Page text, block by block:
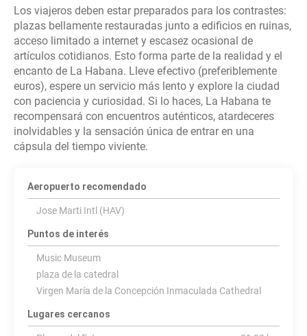
Los viajeros deben estar preparados para los contrastes:
plazas bellamente restauradas junto a edificios en ruinas,
acceso limitado a internet y escasez ocasional de
artículos cotidianos. Esto forma parte de la realidad y el
encanto de La Habana. Lleve efectivo (preferiblemente
euros), espere un servicio más lento y explore la ciudad
con paciencia y curiosidad. Si lo haces, La Habana te
recompensará con encuentros auténticos, atardeceres
inolvidables y la sensación única de entrar en una
cápsula del tiempo viviente.
Aeropuerto recomendado
Jose Marti Intl (HAV)
Puntos de interés
Music Museum
plaza de la catedral
Virgen María de la Concepción Inmaculada Cathedral
Lugares cercanos